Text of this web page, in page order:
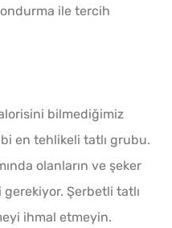
ile tercih
bilmediğimiz
en tehlikeli tatlı grubu.
olanların ve şeker
Şerbetli tatlı
ihmal etmeyin.